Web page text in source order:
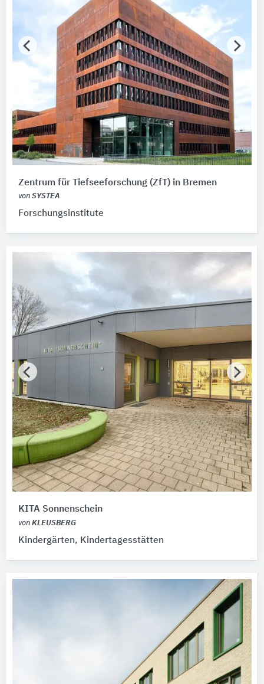
Zentrum für Tiefseeforschung (ZfT) in Bremen
von SYSTEA
Forschungsinstitute
KITA Sonnenschein
von KLEUSBERG
Kindergärten, Kindertagesstätten